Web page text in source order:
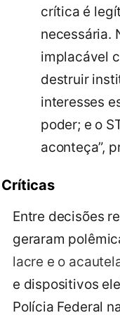
crítica é
necessária.
implacável
destruir
interesses
poder; e o
aconteça”,
Críticas
Entre decisões
geraram
lacre e o
e dispositivos
Polícia Federal